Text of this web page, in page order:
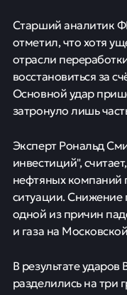
Старший аналитик
отметил, что хотя
отрасли
восстановиться за
Основной удар
затронуло лишь
Эксперт Рональд
инвестиций",
нефтяных компаний
ситуации.
одной из причин
и газа на
В результате
разделились на три